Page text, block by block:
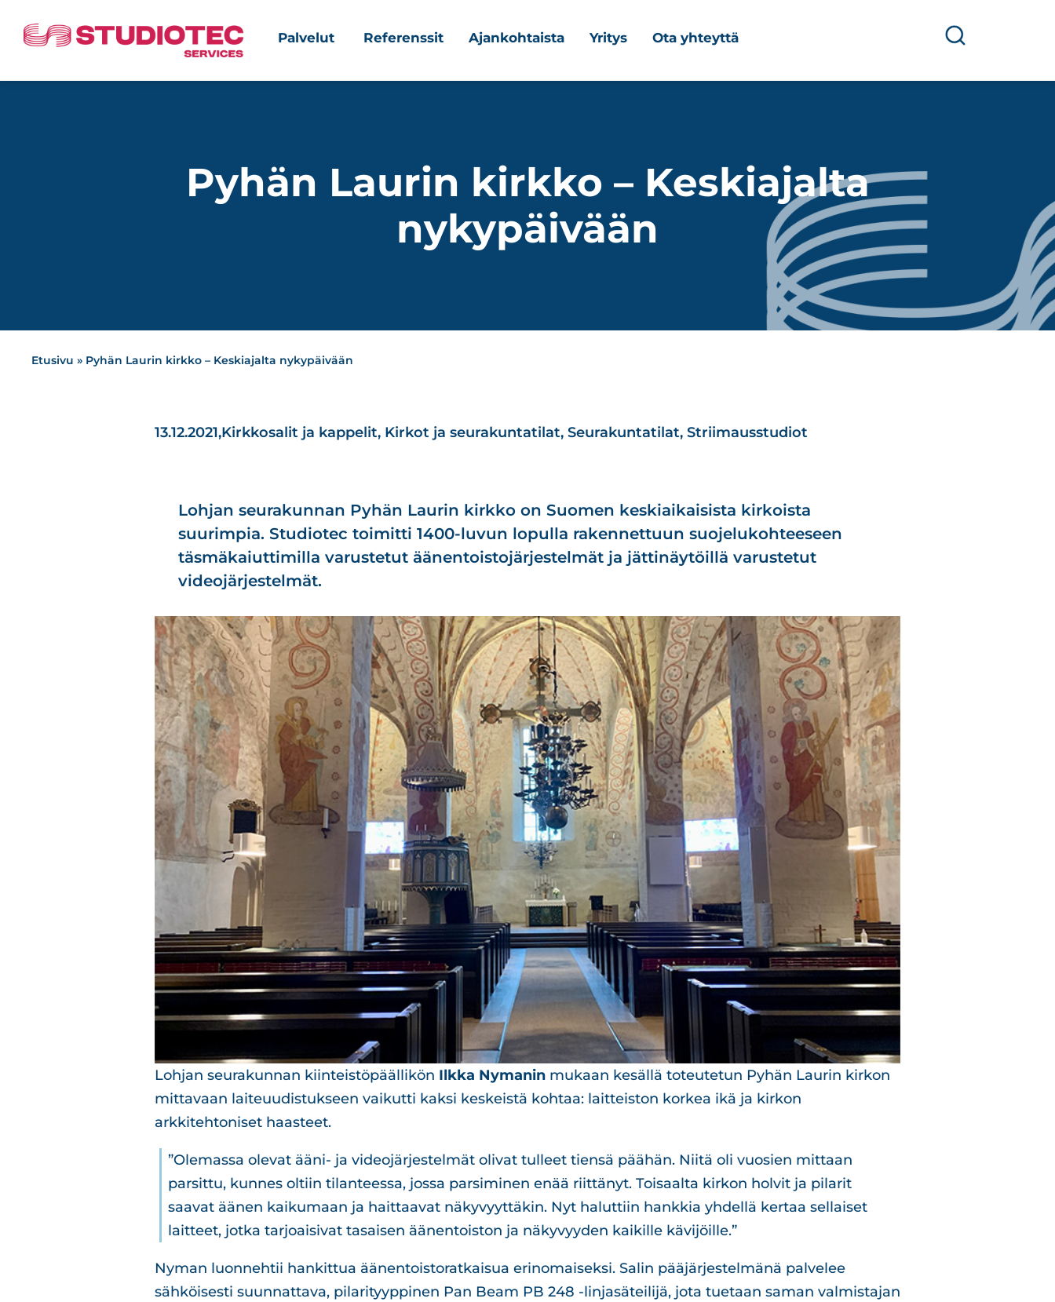
Palvelut Referenssit Ajankohtaista Yritys Ota yhteyttä
Pyhän Laurin kirkko – Keskiajalta
nykypäivään
Etusivu » Pyhän Laurin kirkko – Keskiajalta nykypäivään
13.12.2021,Kirkkosalit ja kappelit, Kirkot ja seurakuntatilat, Seurakuntatilat, Striimausstudiot
Lohjan seurakunnan Pyhän Laurin kirkko on Suomen keskiaikaisista kirkoista
suurimpia. Studiotec toimitti 1400-luvun lopulla rakennettuun suojelukohteeseen
täsmäkaiuttimilla varustetut äänentoistojärjestelmät ja jättinäytöillä varustetut
videojärjestelmät.
Lohjan seurakunnan kiinteistöpäällikön Ilkka Nymanin mukaan kesällä toteutetun Pyhän Laurin kirkon
mittavaan laiteuudistukseen vaikutti kaksi keskeistä kohtaa: laitteiston korkea ikä ja kirkon
arkkitehtoniset haasteet.
”Olemassa olevat ääni- ja videojärjestelmät olivat tulleet tiensä päähän. Niitä oli vuosien mittaan
parsittu, kunnes oltiin tilanteessa, jossa parsiminen enää riittänyt. Toisaalta kirkon holvit ja pilarit
saavat äänen kaikumaan ja haittaavat näkyvyyttäkin. Nyt haluttiin hankkia yhdellä kertaa sellaiset
laitteet, jotka tarjoaisivat tasaisen äänentoiston ja näkyvyyden kaikille kävijöille.”
Nyman luonnehtii hankittua äänentoistoratkaisua erinomaiseksi. Salin pääjärjestelmänä palvelee
sähköisesti suunnattava, pilarityyppinen Pan Beam PB 248 -linjasäteilijä, jota tuetaan saman valmistajan